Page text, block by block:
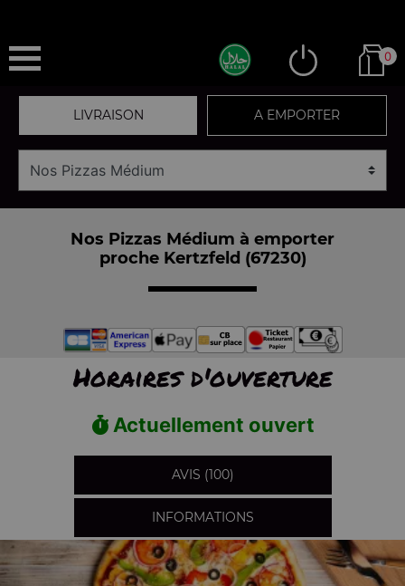
0
LIVRAISON A EMPORTER
Nos Pizzas Médium à emporter
proche Kertzfeld (67230)
Horaires d'ouverture
Actuellement ouvert
AVIS (100)
INFORMATIONS